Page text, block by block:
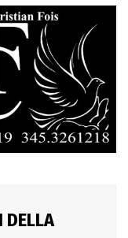
DELLA